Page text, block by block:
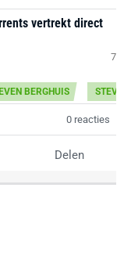
vertrekt direct
7
BERGHUIS
0 reacties
Delen